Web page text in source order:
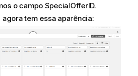
o campo SpecialOfferID.
agora tem essa aparência: